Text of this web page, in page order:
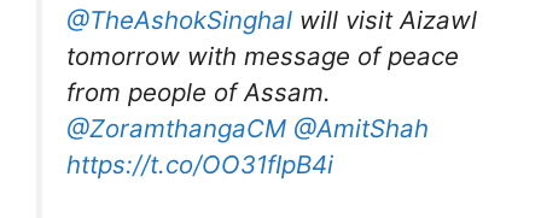
@TheAshokSinghal will visit Aizawl
tomorrow with message of peace
from people of Assam.
@ZoramthangaCM @AmitShah
https://t.co/OO31fIpB4i